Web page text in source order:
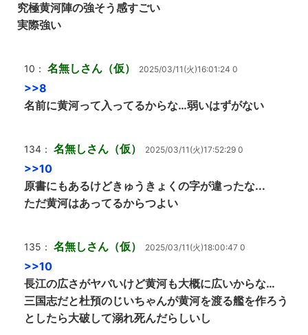
究極黄河陣の強そう感すごい
実際強い
10： 名無しさん（仮） 2025/03/11(火)16:01:24 0
>>8
名前に黄河って入ってるからな…弱いはずがない
134： 名無しさん（仮） 2025/03/11(火)17:52:29 0
>>10
原書にもあるけどきゅうきょくの字が違ったな...
ただ黄河はあってるからつよい
135： 名無しさん（仮） 2025/03/11(火)18:00:47 0
>>10
長江の広さがヤバいけど黄河も大概に広いからな…
三国志だと杜預のじいちゃんが黄河を渡る艦を作ろう
としたら大破して溺れ死んだらしいし